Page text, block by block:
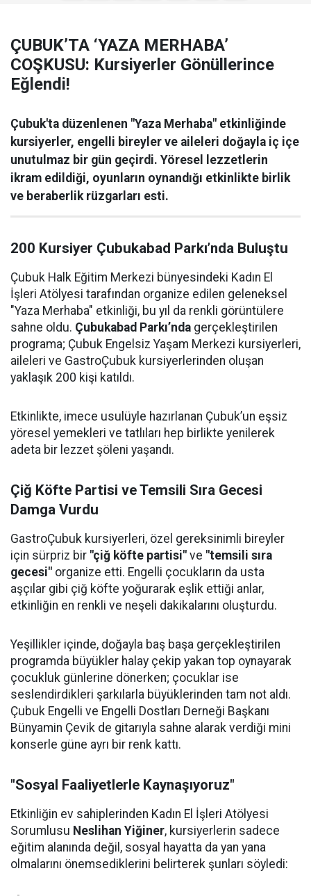
ÇUBUK’TA ‘YAZA MERHABA’
COŞKUSU: Kursiyerler Gönüllerince
Eğlendi!
Çubuk'ta düzenlenen "Yaza Merhaba" etkinliğinde
kursiyerler, engelli bireyler ve aileleri doğayla iç içe
unutulmaz bir gün geçirdi. Yöresel lezzetlerin
ikram edildiği, oyunların oynandığı etkinlikte birlik
ve beraberlik rüzgarları esti.
200 Kursiyer Çubukabad Parkı’nda Buluştu
Çubuk Halk Eğitim Merkezi bünyesindeki Kadın El
İşleri Atölyesi tarafından organize edilen geleneksel
"Yaza Merhaba" etkinliği, bu yıl da renkli görüntülere
sahne oldu. Çubukabad Parkı’nda gerçekleştirilen
programa; Çubuk Engelsiz Yaşam Merkezi kursiyerleri,
aileleri ve GastroÇubuk kursiyerlerinden oluşan
yaklaşık 200 kişi katıldı.
Etkinlikte, imece usulüyle hazırlanan Çubuk’un eşsiz
yöresel yemekleri ve tatlıları hep birlikte yenilerek
adeta bir lezzet şöleni yaşandı.
Çiğ Köfte Partisi ve Temsili Sıra Gecesi
Damga Vurdu
GastroÇubuk kursiyerleri, özel gereksinimli bireyler
için sürpriz bir "çiğ köfte partisi" ve "temsili sıra
gecesi" organize etti. Engelli çocukların da usta
aşçılar gibi çiğ köfte yoğurarak eşlik ettiği anlar,
etkinliğin en renkli ve neşeli dakikalarını oluşturdu.
Yeşillikler içinde, doğayla baş başa gerçekleştirilen
programda büyükler halay çekip yakan top oynayarak
çocukluk günlerine dönerken; çocuklar ise
seslendirdikleri şarkılarla büyüklerinden tam not aldı.
Çubuk Engelli ve Engelli Dostları Derneği Başkanı
Bünyamin Çevik de gitarıyla sahne alarak verdiği mini
konserle güne ayrı bir renk kattı.
"Sosyal Faaliyetlerle Kaynaşıyoruz"
Etkinliğin ev sahiplerinden Kadın El İşleri Atölyesi
Sorumlusu Neslihan Yiğiner, kursiyerlerin sadece
eğitim alanında değil, sosyal hayatta da yan yana
olmalarını önemsediklerini belirterek şunları söyledi: